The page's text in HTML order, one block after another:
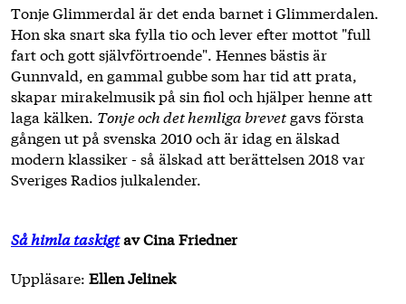
Tonje Glimmerdal är det enda barnet i Glimmerdalen.
Hon ska snart ska fylla tio och lever efter mottot "full
fart och gott självförtroende". Hennes bästis är
Gunnvald, en gammal gubbe som har tid att prata,
skapar mirakelmusik på sin fiol och hjälper henne att
laga kälken. Tonje och det hemliga brevet gavs första
gången ut på svenska 2010 och är idag en älskad
modern klassiker - så älskad att berättelsen 2018 var
Sveriges Radios julkalender.
Så himla taskigtav Cina Friedner
Uppläsare: Ellen Jelinek